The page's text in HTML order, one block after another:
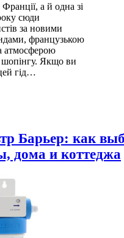
а й одна зі
сюди
за новими
французькою
атмосферою
шопінгу. Якщо ви
гід…
Барьер: как
дома и коттеджа